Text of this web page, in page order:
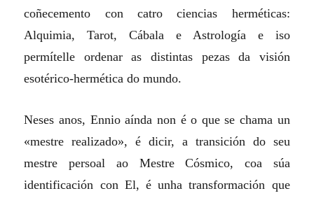
coñecemento con catro ciencias herméticas:
Alquimia, Tarot, Cábala e Astrología e iso
permítelle ordenar as distintas pezas da visión
esotérico-hermética do mundo.
Neses anos, Ennio aínda non é o que se chama un
«mestre realizado», é dicir, a transición do seu
mestre persoal ao Mestre Cósmico, coa súa
identificación con El, é unha transformación que